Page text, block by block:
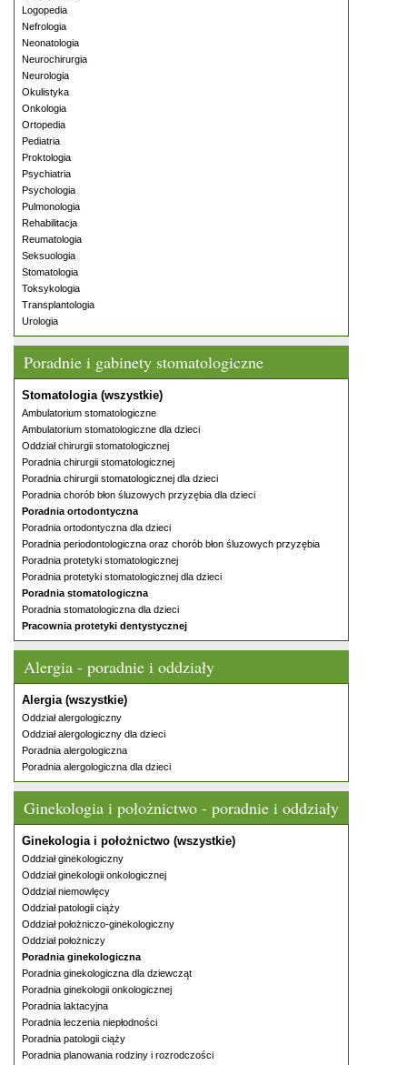
Logopedia
Nefrologia
Neonatologia
Neurochirurgia
Neurologia
Okulistyka
Onkologia
Ortopedia
Pediatria
Proktologia
Psychiatria
Psychologia
Pulmonologia
Rehabilitacja
Reumatologia
Seksuologia
Stomatologia
Toksykologia
Transplantologia
Urologia
Poradnie i gabinety stomatologiczne
Stomatologia (wszystkie)
Ambulatorium stomatologiczne
Ambulatorium stomatologiczne dla dzieci
Oddział chirurgii stomatologicznej
Poradnia chirurgii stomatologicznej
Poradnia chirurgii stomatologicznej dla dzieci
Poradnia chorób błon śluzowych przyzębia dla dzieci
Poradnia ortodontyczna
Poradnia ortodontyczna dla dzieci
Poradnia periodontologiczna oraz chorób błon śluzowych przyzębia
Poradnia protetyki stomatologicznej
Poradnia protetyki stomatologicznej dla dzieci
Poradnia stomatologiczna
Poradnia stomatologiczna dla dzieci
Pracownia protetyki dentystycznej
Alergia - poradnie i oddziały
Alergia (wszystkie)
Oddział alergologiczny
Oddział alergologiczny dla dzieci
Poradnia alergologiczna
Poradnia alergologiczna dla dzieci
Ginekologia i położnictwo - poradnie i oddziały
Ginekologia i położnictwo (wszystkie)
Oddział ginekologiczny
Oddział ginekologii onkologicznej
Oddział niemowlęcy
Oddział patologii ciąży
Oddział położniczo-ginekologiczny
Oddział położniczy
Poradnia ginekologiczna
Poradnia ginekologiczna dla dziewcząt
Poradnia ginekologii onkologicznej
Poradnia laktacyjna
Poradnia leczenia niepłodności
Poradnia patologii ciąży
Poradnia planowania rodziny i rozrodczości